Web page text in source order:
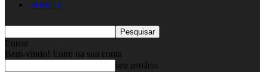
EM DIRETO
Entrar
Bem-vindo! Entre na sua conta
seu usuário